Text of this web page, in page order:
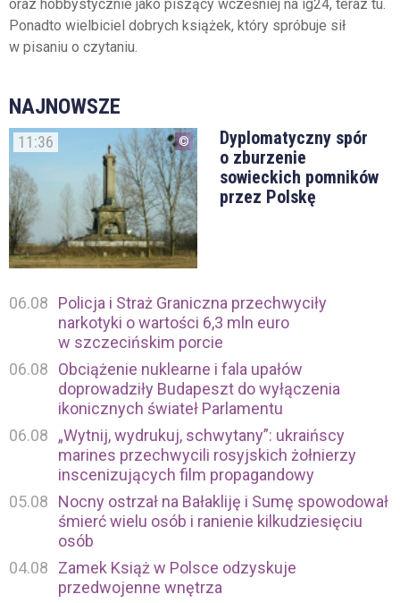
oraz hobbystycznie jako piszący wcześniej na ig24, teraz tu.
Ponadto wielbiciel dobrych książek, który spróbuje sił
w pisaniu o czytaniu.
NAJNOWSZE
11:36
Dyplomatyczny spór
o zburzenie
sowieckich pomników
przez Polskę
06.08
Policja i Straż Graniczna przechwyciły
narkotyki o wartości 6,3 mln euro
w szczecińskim porcie
06.08
Obciążenie nuklearne i fala upałów
doprowadziły Budapeszt do wyłączenia
ikonicznych świateł Parlamentu
06.08
„Wytnij, wydrukuj, schwytany”: ukraińscy
marines przechwycili rosyjskich żołnierzy
inscenizujących film propagandowy
05.08
Nocny ostrzał na Bałakliję i Sumę spowodował
śmierć wielu osób i ranienie kilkudziesięciu
osób
04.08
Zamek Książ w Polsce odzyskuje
przedwojenne wnętrza